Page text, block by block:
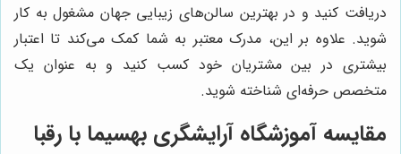
دریافت کنید و در بهترین سالن‌های زیبایی جهان مشغول به کار
شوید. علاوه بر این، مدرک معتبر به شما کمک می‌کند تا اعتبار
بیشتری در بین مشتریان خود کسب کنید و به عنوان یک
متخصص حرفه‌ای شناخته شوید.
مقایسه آموزشگاه آرایشگری بهسیما با رقبا